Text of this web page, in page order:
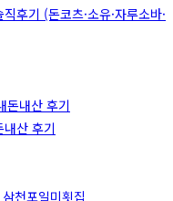
후기 (돈코츠·소유·자루소바·
산 후기